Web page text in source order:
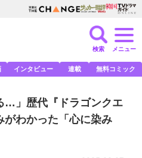
検索 メニュー
インタビュー 連載 無料コミック
…」歴代『ドラゴンクエ
がわかった「心に染み